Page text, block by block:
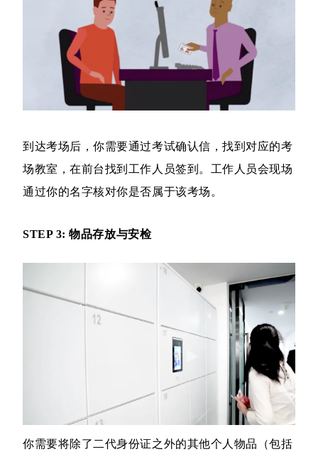
到达考场后，你需要通过考试确认信，找到对应的考
场教室，在前台找到工作人员签到。工作人员会现场
通过你的名字核对你是否属于该考场。
STEP 3: 物品存放与安检
你需要将除了二代身份证之外的其他个人物品（包括